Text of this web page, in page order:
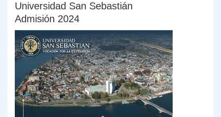
Universidad San Sebastián
Admisión 2024